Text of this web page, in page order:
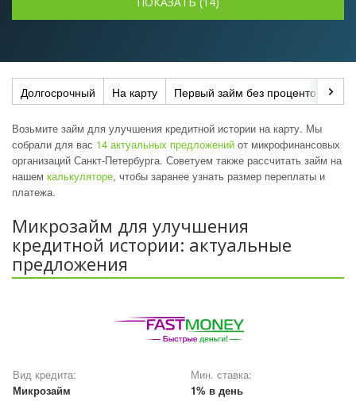
Долгосрочный На карту Первый займ без процентов
Возьмите займ для улучшения кредитной истории на карту. Мы
собрали для вас 14 актуальных предложений от микрофинансовых
организаций Санкт-Петербурга. Советуем также рассчитать займ на
нашем калькуляторе, чтобы заранее узнать размер переплаты и
платежа.
Микрозайм для улучшения
кредитной истории: актуальные
предложения
Вид кредита:
Микрозайм
Мин. ставка:
1% в день